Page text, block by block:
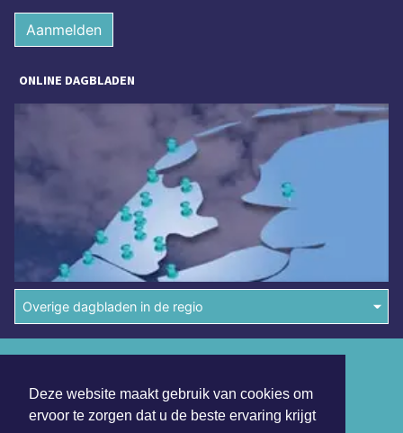
Deze website maakt gebruik van cookies om
ervoor te zorgen dat u de beste ervaring krijgt
Aanmelden
ONLINE DAGBLADEN
Overige dagbladen in de regio
Disclaimer
Privacy Statement